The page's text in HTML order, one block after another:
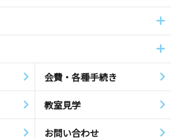
会費・各種手続き
教室見学
お問い合わせ